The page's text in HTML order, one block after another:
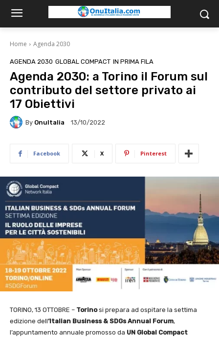
Home Agenda 2030
AGENDA 2030 GLOBAL COMPACT IN PRIMA FILA
Agenda 2030: a Torino il Forum sul
contributo del settore privato ai
17 Obiettivi
By OnuItalia 13/10/2022
Facebook X Pinterest
TORINO, 13 OTTOBRE – Torinosi prepara ad ospitare la settima
edizione dell‘Italian Business & SDGs Annual Forum,
l’appuntamento annuale promosso da UN Global Compact